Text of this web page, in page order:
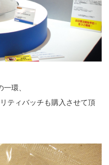
環、
ティバッチも購入させて頂